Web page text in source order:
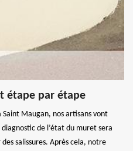
étape par étape
Maugan, nos artisans vont
de l’état du muret sera
salissures. Après cela, notre